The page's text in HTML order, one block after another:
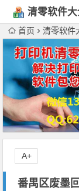
清零软件大
下载
首页 清零软件
番禺区废墨
A+